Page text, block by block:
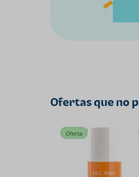
Ofertas que no
Oferta